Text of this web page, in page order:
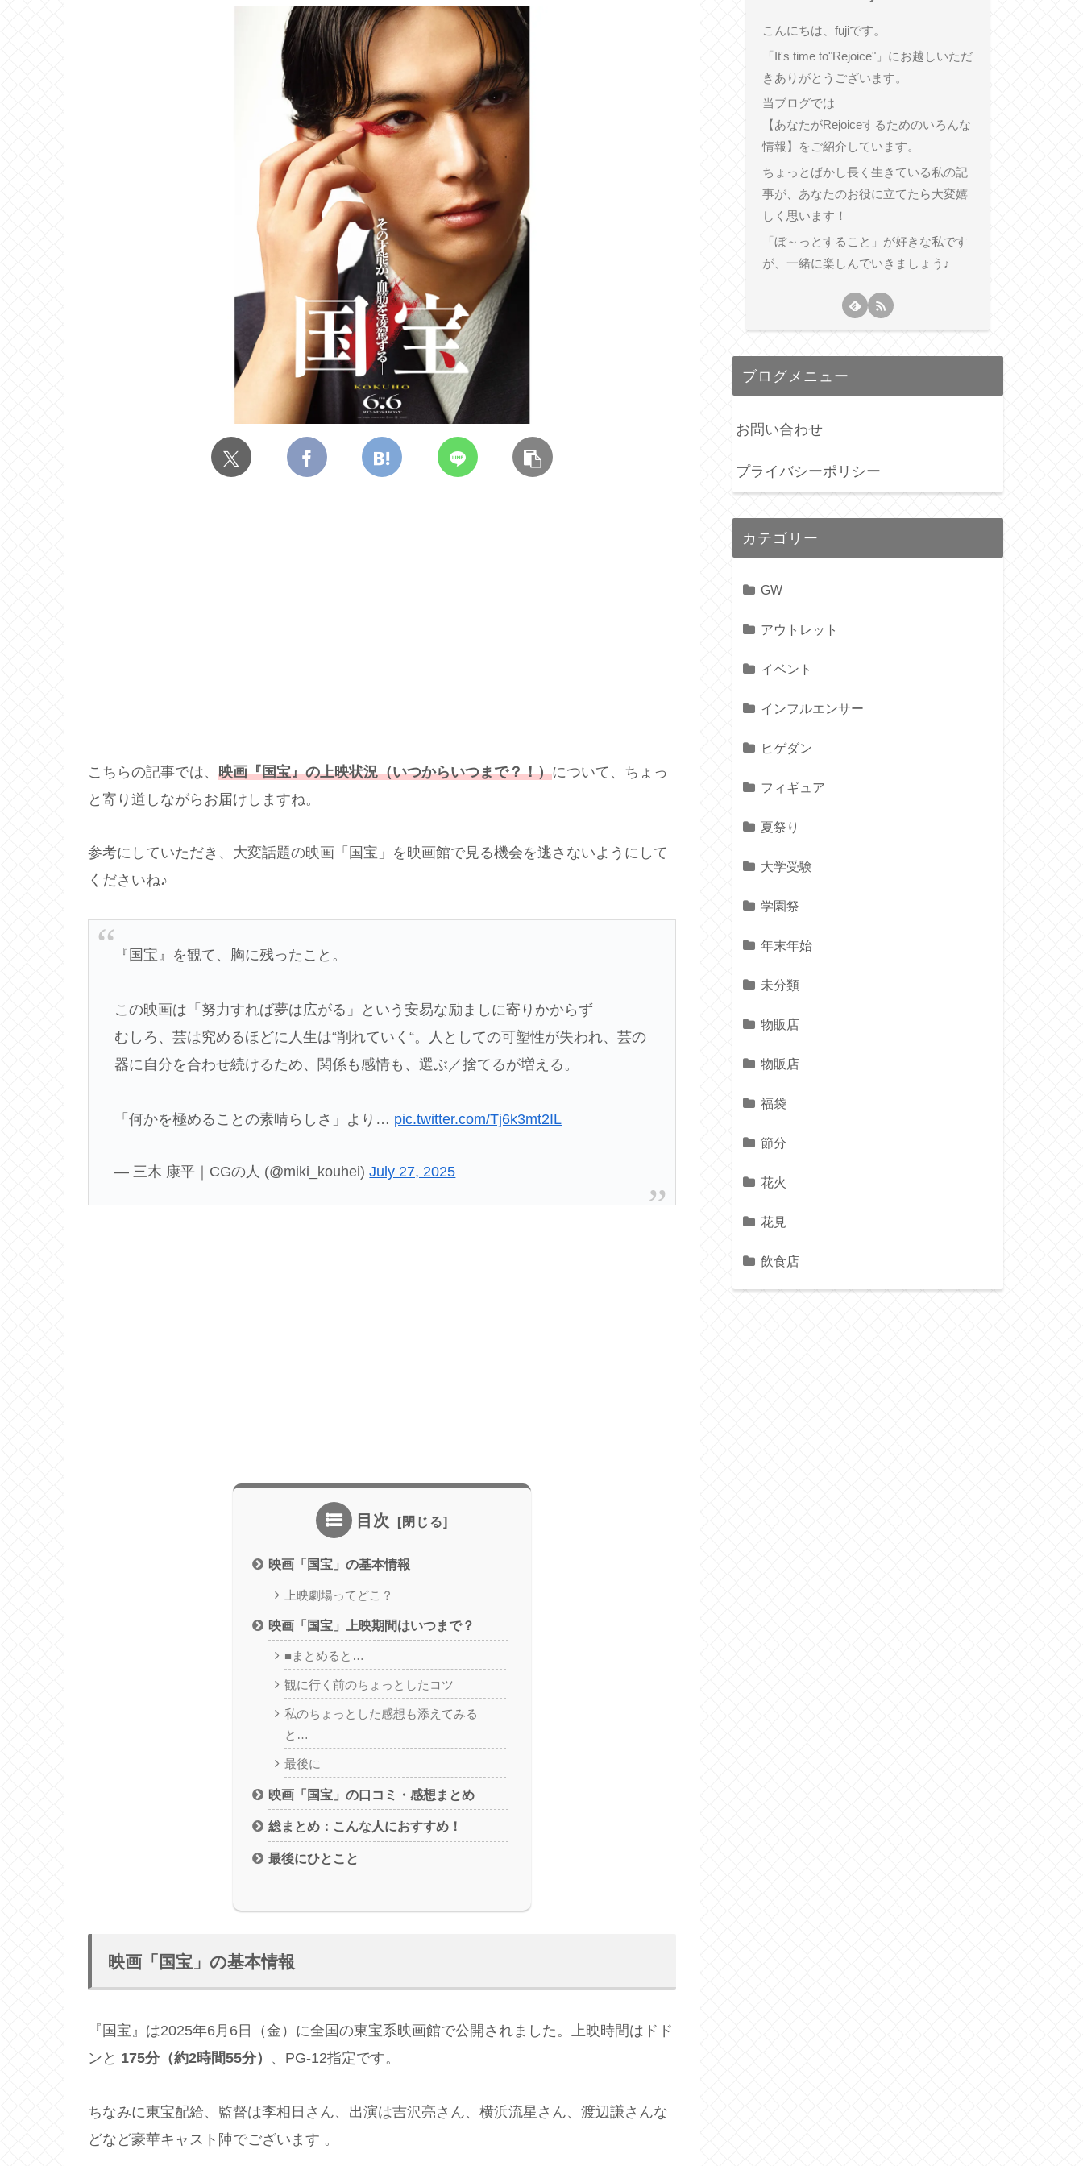
こちらの記事では、 映画『国宝』の上映状況（いつからいつまで？！）について、ちょっ
と寄り道しながらお届けしますね。
参考にしていただき、大変話題の映画「国宝」を映画館で見る機会を逃さないようにして
くださいね♪
『国宝』を観て、胸に残ったこと。
この映画は「努力すれば夢は広がる」という安易な励ましに寄りかからず
むしろ、芸は究めるほどに人生は“削れていく“。人としての可塑性が失われ、芸の
器に自分を合わせ続けるため、関係も感情も、選ぶ／捨てるが増える。
「何かを極めることの素晴らしさ」より… pic.twitter.com/Tj6k3mt2IL
— 三木 康平｜CGの人 (@miki_kouhei)July 27, 2025
目次
映画「国宝」の基本情報
上映劇場ってどこ？
映画「国宝」上映期間はいつまで？
■まとめると…
観に行く前のちょっとしたコツ
私のちょっとした感想も添えてみる
と…
最後に
映画「国宝」の口コミ・感想まとめ
総まとめ：こんな人におすすめ！
最後にひとこと
映画「国宝」の基本情報
『国宝』は2025年6月6日（金）に全国の東宝系映画館で公開されました。上映時間はドド
ンと 175分（約2時間55分） 、PG‑12指定です。
ちなみに東宝配給、監督は李相日さん、出演は吉沢亮さん、横浜流星さん、渡辺謙さんな
どなど豪華キャスト陣でございます 。
こんにちは、fujiです。
「It's time to"Rejoice"」にお越しいただ
きありがとうございます。
当ブログでは
【あなたがRejoiceするためのいろんな
情報】をご紹介しています。
ちょっとばかし長く生きている私の記
事が、あなたのお役に立てたら大変嬉
しく思います！
「ぼ～っとすること」が好きな私です
が、一緒に楽しんでいきましょう♪
ブログメニュー
お問い合わせ
プライバシーポリシー
カテゴリー
GW
アウトレット
イベント
インフルエンサー
ヒゲダン
フィギュア
夏祭り
大学受験
学園祭
年末年始
未分類
物販店
物販店
福袋
節分
花火
花見
飲食店